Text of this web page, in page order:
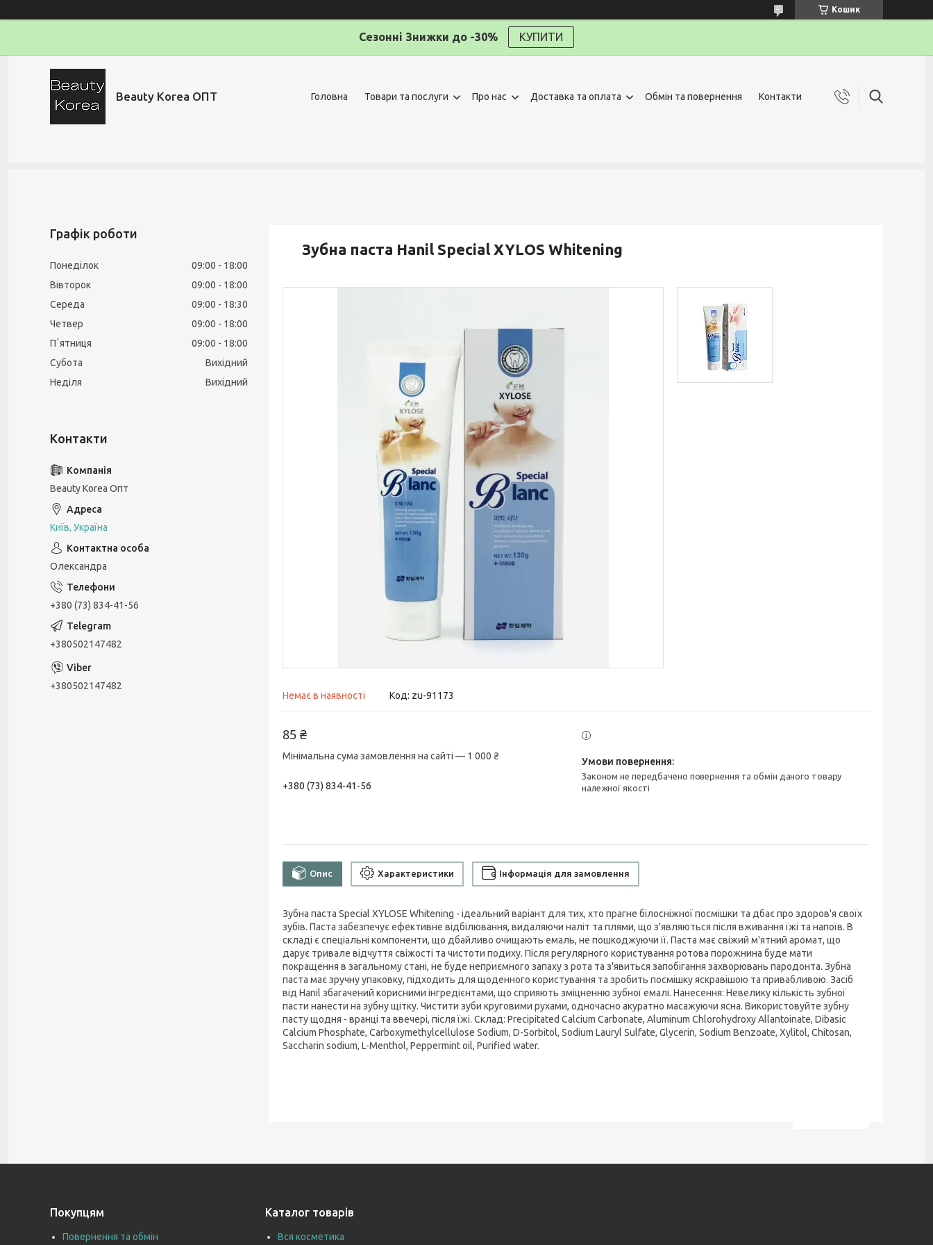
Кошик
Сезонні Знижки до -30% КУПИТИ
Beauty Korea ОПТ Головна Товари та послуги Про нас Доставка та оплата Обмін та повернення Контакти
Зубна паста Hanil Special XYLOS Whitening
Немає в наявності Код: zu-91173
85 ₴
Мінімальна сума замовлення на сайті — 1 000 ₴
+380 (73) 834-41-56
Законом не передбачено повернення та обмін даного товару
належної якості
Опис Характеристики Інформація для замовлення
Зубна паста Special XYLOSЕ Whitening - ідеальний варіант для тих, хто прагне білосніжної посмішки та дбає про здоров'я своїх
зубів. Паста забезпечує ефективне відбілювання, видаляючи наліт та плями, що з'являються після вживання їжі та напоїв. В
складі є спеціальні компоненти, що дбайливо очищають емаль, не пошкоджуючи її. Паста має свіжий м'ятний аромат, що
дарує тривале відчуття свіжості та чистоти подиху. Після регулярного користування ротова порожнина буде мати
покращення в загальному стані, не буде неприємного запаху з рота та з'явиться запобігання захворювань пародонта. Зубна
паста має зручну упаковку, підходить для щоденного користування та зробить посмішку яскравішою та привабливою. Засіб
від Hanil збагачений корисними інгредієнтами, що сприяють зміцненню зубної емалі. Нанесення: Невелику кількість зубної
пасти нанести на зубну щітку. Чистити зуби круговими рухами, одночасно акуратно масажуючи ясна. Використовуйте зубну
пасту щодня - вранці та ввечері, після їжі. Склад: Precipitated Calcium Carbonate, Aluminum Chlorohydroxy Allantoinate, Dibasic
Calcium Phosphate, Carboxymethylcellulose Sodium, D-Sorbitol, Sodium Lauryl Sulfate, Glycerin, Sodium Benzoate, Xylitol, Chitosan,
Saccharin sodium, L-Menthol, Peppermint oil, Purified water.
Графік роботи
Понеділок 09:00
18:00
Вівторок
09:00
18:00
Середа
09:00
18:30
Четвер
09:00
18:00
Пʼятниця
09:00
18:00
Субота
Вихідний
Неділя
Вихідний
Beauty Korea Опт
Київ, Україна
Олександра
+380 (73) 834-41-56
+380502147482
+380502147482
Покупцям
Повернення та обмін
Каталог товарів
Вся косметика